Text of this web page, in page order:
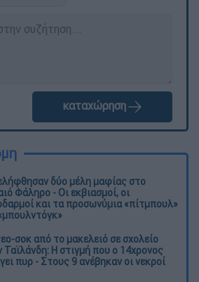
καταχώρηση
δύο μέλη μαφίας στο
Φάληρο - Οι εκβιασμοί, οι
και τα προσωνύμια «πίτμπουλ»
σοκ από το μακελειό σε σχολείο
Ταϊλάνδη: Η στιγμή που ο 14χρονος
πυρ - Στους 9 ανέβηκαν οι νεκροί